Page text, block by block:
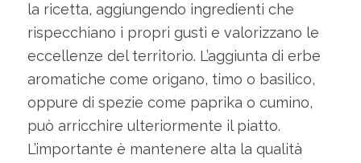
la ricetta, aggiungendo ingredienti che
rispecchiano i propri gusti e valorizzano le
eccellenze del territorio. L’aggiunta di erbe
aromatiche come origano, timo o basilico,
oppure di spezie come paprika o cumino,
può arricchire ulteriormente il piatto.
L’importante è mantenere alta la qualità